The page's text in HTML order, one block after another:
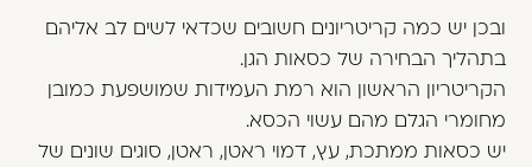
ובכן יש כמה קריטריונים חשובים שכדאי לשים לב אליהם
בתהליך הבחירה של כסאות הגן.
הקריטריון הראשון הוא רמת העמידות שמושפעת כמובן
מחומרי הגלם מהם עשוי הכסא.
יש כסאות ממתכת, עץ, דמוי ראטן, ראטן, סוגים שונים של